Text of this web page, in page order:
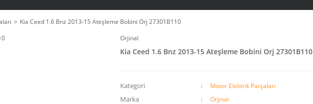
Kia Ceed 1.6 Bnz 2013-15 Ateşleme Bobini Orj 27301B110
Orjinal
Kia Ceed 1.6 Bnz 2013-15 Ateşleme Bobini Orj 27301B110
Kategori Motor Elektrik Parçaları
Marka Orjinal